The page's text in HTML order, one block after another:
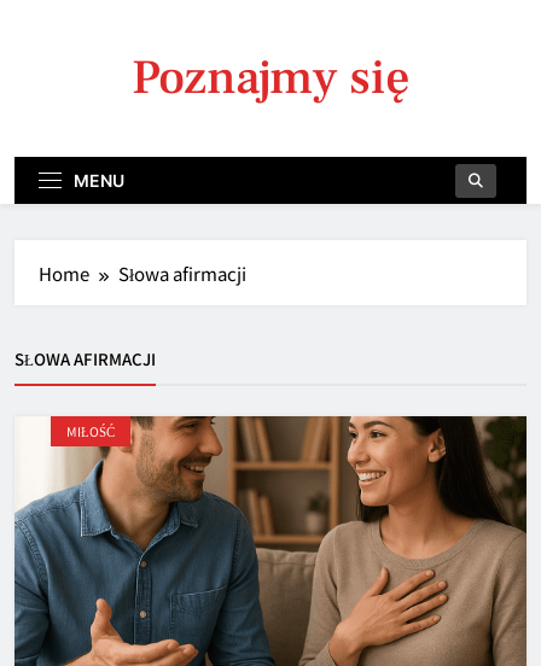
Poznajmy się
MENU
Home Słowa afirmacji
SŁOWA AFIRMACJI
MIŁOŚĆ